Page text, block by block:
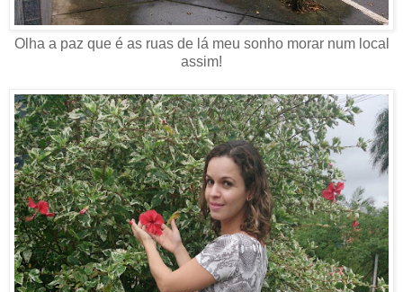
Olha a paz que é as ruas de lá meu sonho morar num local
assim!